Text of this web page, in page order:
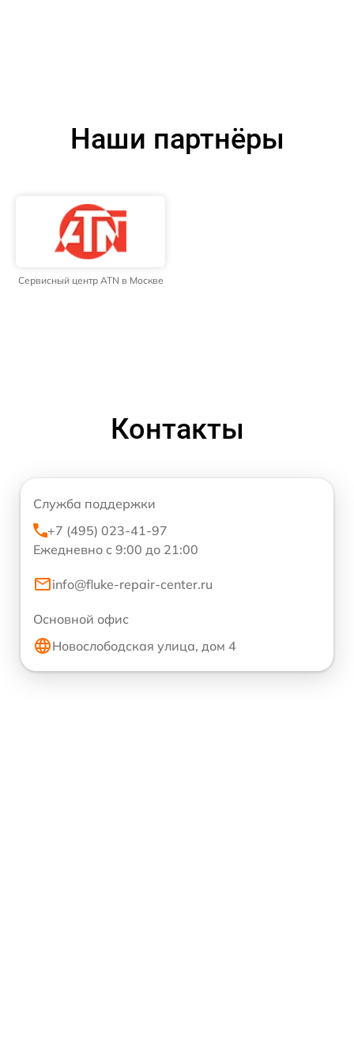
Наши партнёры
Сервисный центр ATN в Москве
Контакты
Служба поддержки
+7 (495) 023-41-97
Ежедневно с 9:00 до 21:00
info@fluke-repair-center.ru
Основной офис
Новослободская улица, дом 4